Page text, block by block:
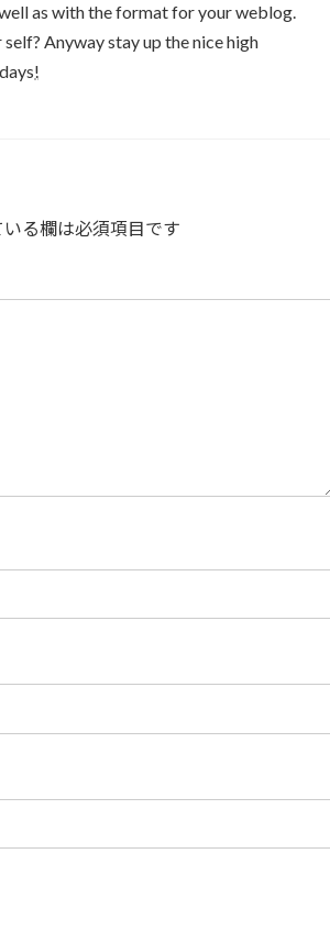
as with the format for your weblog.
Anyway stay up the nice high
!
る欄は必須項目です